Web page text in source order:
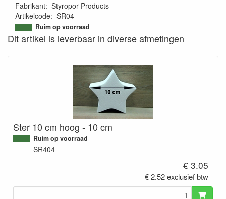
Fabrikant: Styropor Products
Artikelcode: SR04
9501944139852
Ruim op voorraad
Dit artikel is leverbaar in diverse afmetingen
Ster 10 cm hoog - 10 cm
Ruim op voorraad
SR404
€ 3.05
€ 2.52 exclusief btw